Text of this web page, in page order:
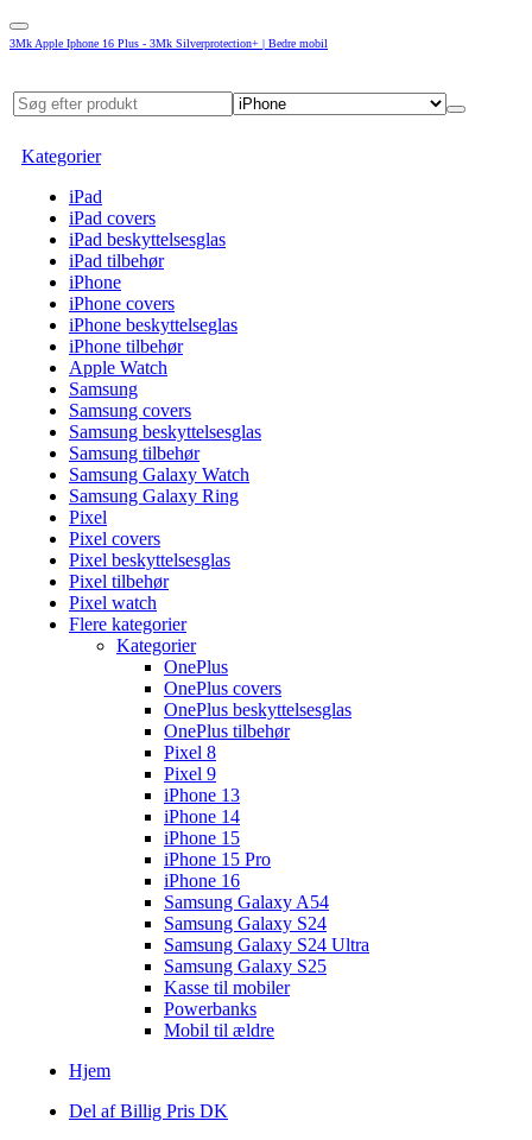
3Mk Apple Iphone 16 Plus - 3Mk Silverprotection+ | Bedre mobil
Kategorier
iPad
iPad covers
iPad beskyttelsesglas
iPad tilbehør
iPhone
iPhone covers
iPhone beskyttelseglas
iPhone tilbehør
Apple Watch
Samsung
Samsung covers
Samsung beskyttelsesglas
Samsung tilbehør
Samsung Galaxy Watch
Samsung Galaxy Ring
Pixel
Pixel covers
Pixel beskyttelsesglas
Pixel tilbehør
Pixel watch
Flere kategorier
Kategorier
OnePlus
OnePlus covers
OnePlus beskyttelsesglas
OnePlus tilbehør
Pixel 8
Pixel 9
iPhone 13
iPhone 14
iPhone 15
iPhone 15 Pro
iPhone 16
Samsung Galaxy A54
Samsung Galaxy S24
Samsung Galaxy S24 Ultra
Samsung Galaxy S25
Kasse til mobiler
Powerbanks
Mobil til ældre
Hjem
Del af Billig Pris DK